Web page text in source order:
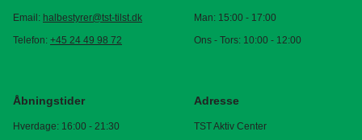
Email: halbestyrer@tst-tilst.dk
Telefon: +45 24 49 98 72
Man: 15:00 - 17:00
Ons - Tors: 10:00 - 12:00
Åbningstider
Hverdage: 16:00 - 21:30
Adresse
TST Aktiv Center